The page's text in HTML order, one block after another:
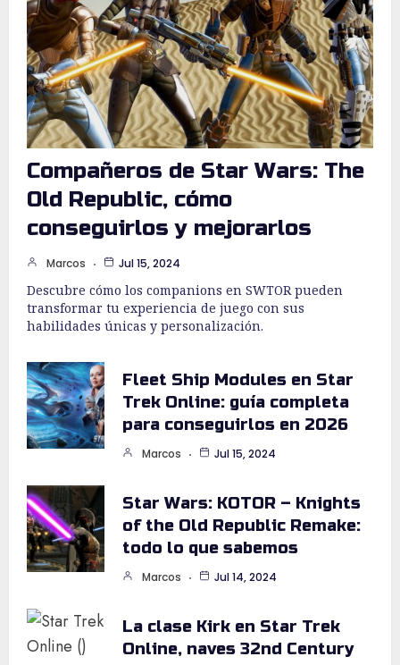
Compañeros de Star Wars: The
Old Republic, cómo
conseguirlos y mejorarlos
Marcos Jul 15, 2024
Descubre cómo los companions en SWTOR pueden
transformar tu experiencia de juego con sus
habilidades únicas y personalización.
Fleet Ship Modules en Star
Trek Online: guía completa
para conseguirlos en 2026
Marcos Jul 15, 2024
Star Wars: KOTOR – Knights
of the Old Republic Remake:
todo lo que sabemos
Marcos Jul 14, 2024
La clase Kirk en Star Trek
Online, naves 32nd Century